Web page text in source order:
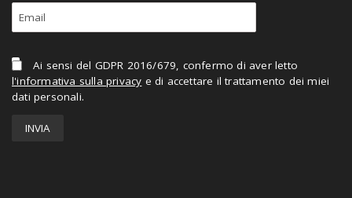
Ai sensi del GDPR 2016/679, confermo di aver letto
l'informativa sulla privacy e di accettare il trattamento dei miei
dati personali.